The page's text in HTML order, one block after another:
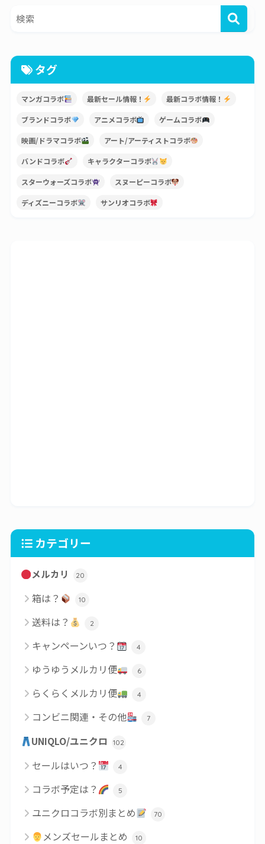
タグ
マンガコラボ 最新セール情報！ 最新コラボ情報！
ブランドコラボ アニメコラボ ゲームコラボ
映画/ドラマコラボ アート/アーティストコラボ
バンドコラボ キャラクターコラボ
スターウォーズコラボ スヌーピーコラボ
ディズニーコラボ サンリオコラボ
カテゴリー
メルカリ 20
箱は？ 10
送料は？ 2
キャンペーンいつ？ 4
ゆうゆうメルカリ便 6
らくらくメルカリ便 4
コンビニ関連・その他 7
UNIQLO/ユニクロ 102
セールはいつ？ 4
コラボ予定は？ 5
ユニクロコラボ別まとめ 70
メンズセールまとめ 10